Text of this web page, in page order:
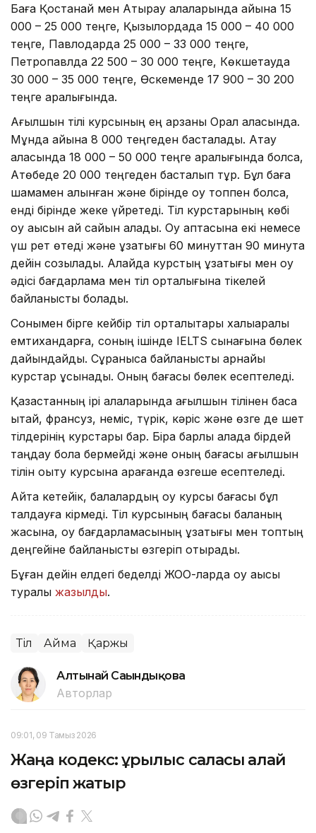
Баға Қостанай мен Атырау қалаларында айына 15
000 – 25 000 теңге, Қызылордада 15 000 – 40 000
теңге, Павлодарда 25 000 – 33 000 теңге,
Петропавлда 22 500 – 30 000 теңге, Көкшетауда
30 000 – 35 000 теңге, Өскеменде 17 900 – 30 200
теңге аралығында.
Ағылшын тілі курсының ең арзаны Орал қаласында.
Мұнда айына 8 000 теңгеден басталады. Ақтау
қаласында 18 000 – 50 000 теңге аралығында болса,
Ақтөбеде 20 000 теңгеден басталып тұр. Бұл баға
шамамен алынған және бірінде оқу топпен болса,
енді бірінде жеке үйретеді. Тіл курстарының көбі
оқу ақысын ай сайын алады. Оқу аптасына екі немесе
үш рет өтеді және ұзақтығы 60 минуттан 90 минутқа
дейін созылады. Алайда курстың ұзақтығы мен оқу
әдісі бағдарлама мен тіл орталығына тікелей
байланысты болады.
Сонымен бірге кейбір тіл орталықтары халықаралық
емтихандарға, соның ішінде IELTS сынағына бөлек
дайындайды. Сұранысқа байланысты арнайы
курстар ұсынады. Оның бағасы бөлек есептеледі.
Қазақстанның ірі қалаларында ағылшын тілінен басқа
қытай, франсуз, неміс, түрік, кәріс және өзге де шет
тілдерінің курстары бар. Бірақ барлық қалада бірдей
таңдау бола бермейді және оның бағасы ағылшын
тілін оқыту курсына қарағанда өзгеше есептеледі.
Айта кетейік, балалардың оқу курсы бағасы бұл
талдауға кірмеді. Тіл курсының бағасы баланың
жасына, оқу бағдарламасының ұзақтығы мен топтың
деңгейіне байланысты өзгеріп отырады.
Бұған дейін елдегі беделді ЖОО-ларда оқу ақысы
туралы жазылды.
Тіл Аймақ Қаржы
Алтынай Сағындықова
Авторлар
09:01, 09 Тамыз 2026
Жаңа кодекс: құрылыс саласы қалай
өзгеріп жатыр